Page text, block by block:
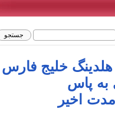
هلدینگ خلیج فارس
به پاس
اخیر